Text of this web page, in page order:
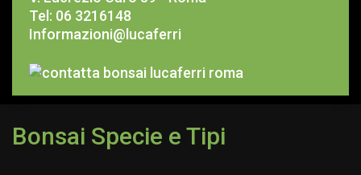
Tel: 06 3216148
Informazioni@lucaferri
Bonsai Specie e Tipi